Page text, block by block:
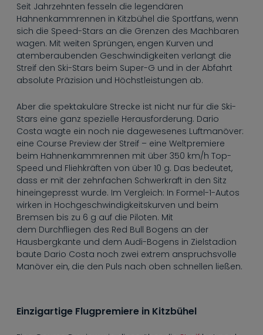
Seit Jahrzehnten fesseln die legendären
Hahnenkammrennen in Kitzbühel die Sportfans, wenn
sich die Speed-Stars an die Grenzen des Machbaren
wagen. Mit weiten Sprüngen, engen Kurven und
atemberaubenden Geschwindigkeiten verlangt die
Streif den Ski-Stars beim Super-G und in der Abfahrt
absolute Präzision und Höchstleistungen ab.
Aber die spektakuläre Strecke ist nicht nur für die Ski-
Stars eine ganz spezielle Herausforderung. Dario
Costa wagte ein noch nie dagewesenes Luftmanöver:
eine Course Preview der Streif – eine Weltpremiere
beim Hahnenkammrennen mit über 350 km/h Top-
Speed und Fliehkräften von über 10 g. Das bedeutet,
dass er mit der zehnfachen Schwerkraft in den Sitz
hineingepresst wurde. Im Vergleich: In Formel-1-Autos
wirken in Hochgeschwindigkeitskurven und beim
Bremsen bis zu 6 g auf die Piloten. Mit
dem Durchfliegen des Red Bull Bogens an der
Hausbergkante und dem Audi-Bogens in Zielstadion
baute Dario Costa noch zwei extrem anspruchsvolle
Manöver ein, die den Puls nach oben schnellen ließen.
Einzigartige Flugpremiere in Kitzbühel